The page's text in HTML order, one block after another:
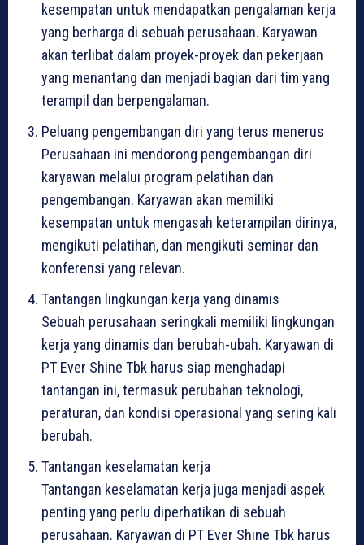
kesempatan untuk mendapatkan pengalaman kerja
yang berharga di sebuah perusahaan. Karyawan
akan terlibat dalam proyek-proyek dan pekerjaan
yang menantang dan menjadi bagian dari tim yang
terampil dan berpengalaman.
Peluang pengembangan diri yang terus menerus
Perusahaan ini mendorong pengembangan diri
karyawan melalui program pelatihan dan
pengembangan. Karyawan akan memiliki
kesempatan untuk mengasah keterampilan dirinya,
mengikuti pelatihan, dan mengikuti seminar dan
konferensi yang relevan.
Tantangan lingkungan kerja yang dinamis
Sebuah perusahaan seringkali memiliki lingkungan
kerja yang dinamis dan berubah-ubah. Karyawan di
PT Ever Shine Tbk harus siap menghadapi
tantangan ini, termasuk perubahan teknologi,
peraturan, dan kondisi operasional yang sering kali
berubah.
Tantangan keselamatan kerja
Tantangan keselamatan kerja juga menjadi aspek
penting yang perlu diperhatikan di sebuah
perusahaan. Karyawan di PT Ever Shine Tbk harus